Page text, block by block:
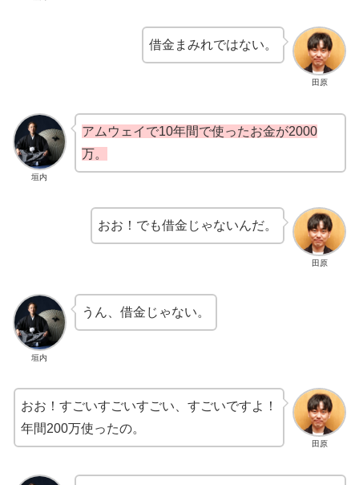
田原
借金まみれではない。
垣内
アムウェイで10年間で使ったお金が2000
万。
田原
おお！でも借金じゃないんだ。
垣内
うん、借金じゃない。
田原
おお！すごいすごいすごい、すごいですよ！
年間200万使ったの。